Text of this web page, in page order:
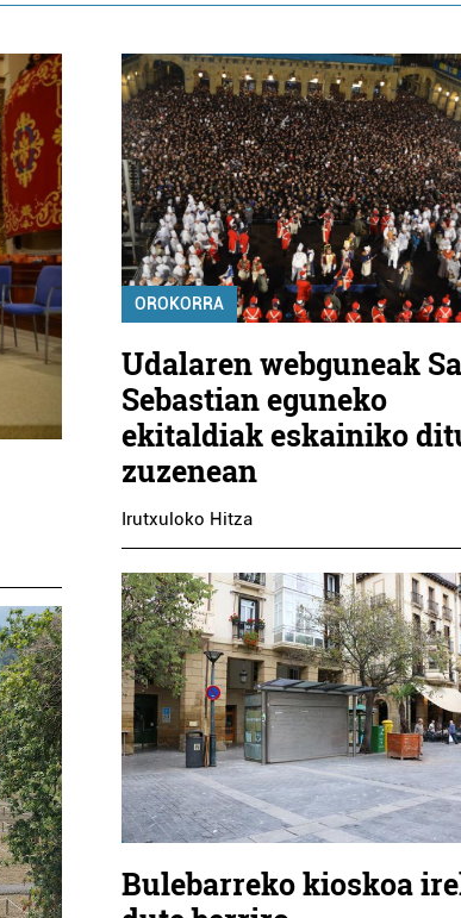
OROKORRA
Udalaren webguneak
Sebastian eguneko
ekitaldiak eskainiko
zuzenean
Irutxuloko Hitza
Bulebarreko kioskoa